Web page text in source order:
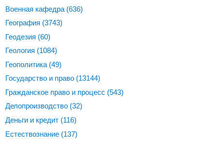
Военная кафедра (636)
География (3743)
Геодезия (60)
Геология (1084)
Геополитика (49)
Государство и право (13144)
Гражданское право и процесс (543)
Делопроизводство (32)
Деньги и кредит (116)
Естествознание (137)